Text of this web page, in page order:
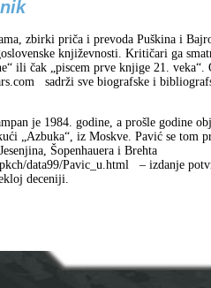
zbirki priča i prevoda Puškina i
književnosti. Kritičari ga
ili čak „piscem prve knjige 21.
sadrži sve biografske i
je 1984. godine, a prošle godine
„Azbuka“, iz Moskve. Pavić se tom
Šopenhauera i Brehta
data99/Pavic_u.html
– izdanje
deceniji.